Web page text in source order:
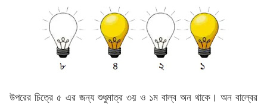
উপরের চিত্রে ৫ এর জন্য শুধুমাত্র ৩য় ও ১ম বাল্ব অন থাকে। অন বাল্বের